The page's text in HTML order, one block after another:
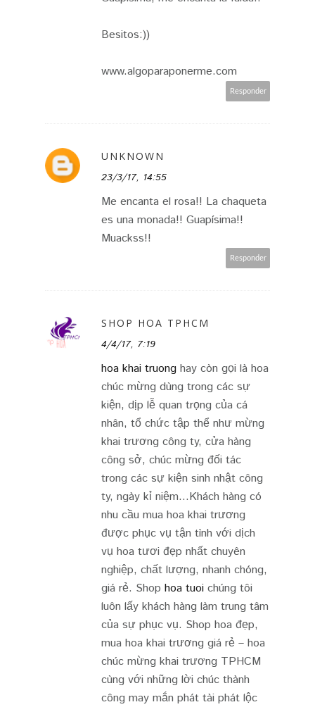
Besitos:))
www.algoparaponerme.com
Responder
UNKNOWN
23/3/17, 14:55
Me encanta el rosa!! La chaqueta
es una monada!! Guapísima!!
Muackss!!
Responder
SHOP HOA TPHCM
4/4/17, 7:19
hoa khai truong hay còn gọi là hoa
chúc mừng dùng trong các sự
kiện, dịp lễ quan trọng của cá
nhân, tổ chức tập thể như mừng
khai trương công ty, cửa hàng
công sở, chúc mừng đối tác
trong các sự kiện sinh nhật công
ty, ngày kỉ niệm…Khách hàng có
nhu cầu mua hoa khai trương
được phục vụ tận tình với dịch
vụ hoa tươi đẹp nhất chuyên
nghiệp, chất lượng, nhanh chóng,
giá rẻ. Shop hoa tuoi chúng tôi
luôn lấy khách hàng làm trung tâm
của sự phục vụ. Shop hoa đẹp,
mua hoa khai trương giá rẻ – hoa
chúc mừng khai trương TPHCM
cùng với những lời chúc thành
công may mắn phát tài phát lộc